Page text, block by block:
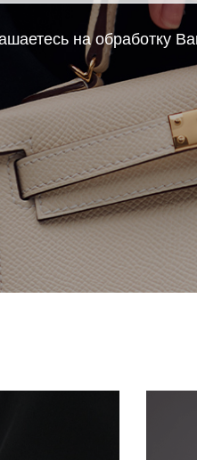
на обработку